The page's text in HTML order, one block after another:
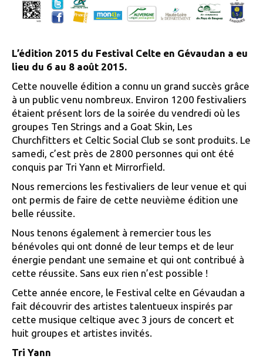
L’édition 2015 du Festival Celte en Gévaudan a eu
lieu du 6 au 8 août 2015.
Cette nouvelle édition a connu un grand succès grâce
à un public venu nombreux. Environ 1200 festivaliers
étaient présent lors de la soirée du vendredi où les
groupes Ten Strings and a Goat Skin, Les
Churchfitters et Celtic Social Club se sont produits. Le
samedi, c’est près de 2800 personnes qui ont été
conquis par Tri Yann et Mirrorfield.
Nous remercions les festivaliers de leur venue et qui
ont permis de faire de cette neuvième édition une
belle réussite.
Nous tenons également à remercier tous les
bénévoles qui ont donné de leur temps et de leur
énergie pendant une semaine et qui ont contribué à
cette réussite. Sans eux rien n’est possible !
Cette année encore, le Festival celte en Gévaudan a
fait découvrir des artistes talentueux inspirés par
cette musique celtique avec 3 jours de concert et
huit groupes et artistes invités.
Tri Yann